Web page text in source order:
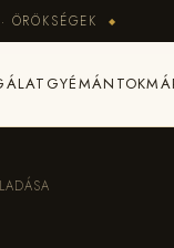
ÖRÖKSÉGEK ◆
GYÉMÁNTOK